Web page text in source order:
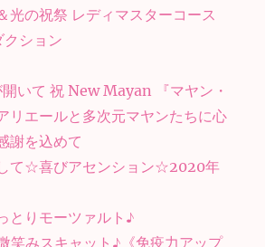
光の祝祭 レディマスターコース
ション
いて 祝 New Mayan 『マヤン・
リエールと多次元マヤンたちに心
謝を込めて
て☆喜びアセンション☆2020年
とりモーツァルト♪
笑みスキャット♪《免疫力アップ